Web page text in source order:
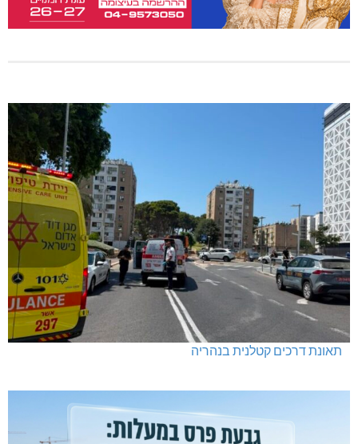
תאונת דרכים קטלנית בנהריה